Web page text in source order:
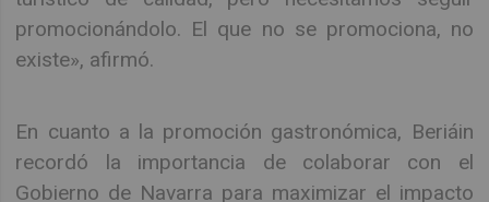
promocionándolo. El que no se promociona, no
existe», afirmó.
En cuanto a la promoción gastronómica, Beriáin
recordó la importancia de colaborar con el
Gobierno de Navarra para maximizar el impacto